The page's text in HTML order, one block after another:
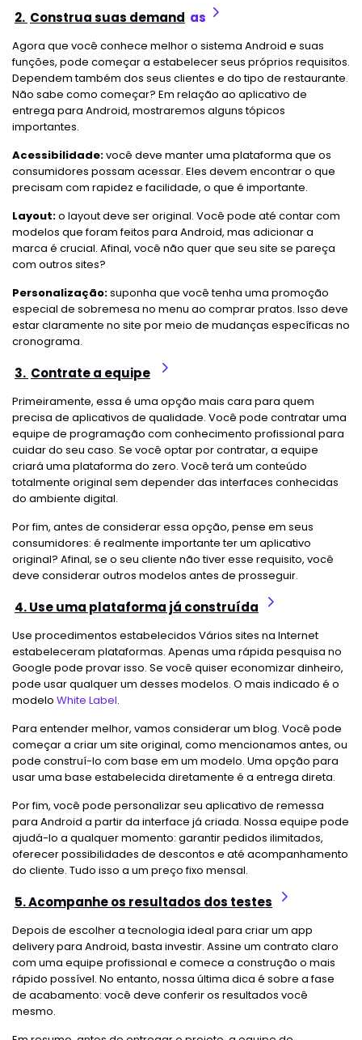
2. Construa suas demand as
Agora que você conhece melhor o sistema Android e suas
funções, pode começar a estabelecer seus próprios requisitos.
Dependem também dos seus clientes e do tipo de restaurante.
Não sabe como começar? Em relação ao aplicativo de
entrega para Android, mostraremos alguns tópicos
importantes.
Acessibilidade:você deve manter uma plataforma que os
consumidores possam acessar. Eles devem encontrar o que
precisam com rapidez e facilidade, o que é importante.
Layout:o layout deve ser original. Você pode até contar com
modelos que foram feitos para Android, mas adicionar a
marca é crucial. Afinal, você não quer que seu site se pareça
com outros sites?
Personalização:suponha que você tenha uma promoção
especial de sobremesa no menu ao comprar pratos. Isso deve
estar claramente no site por meio de mudanças específicas no
cronograma.
3. Contrate a equipe
Primeiramente, essa é uma opção mais cara para quem
precisa de aplicativos de qualidade. Você pode contratar uma
equipe de programação com conhecimento profissional para
cuidar do seu caso. Se você optar por contratar, a equipe
criará uma plataforma do zero. Você terá um conteúdo
totalmente original sem depender das interfaces conhecidas
do ambiente digital.
Por fim, antes de considerar essa opção, pense em seus
consumidores: é realmente importante ter um aplicativo
original? Afinal, se o seu cliente não tiver esse requisito, você
deve considerar outros modelos antes de prosseguir.
4.Use uma plataforma já construída
Use procedimentos estabelecidos Vários sites na Internet
estabeleceram plataformas. Apenas uma rápida pesquisa no
Google pode provar isso. Se você quiser economizar dinheiro,
pode usar qualquer um desses modelos. O mais indicado é o
modelo White Label.
Para entender melhor, vamos considerar um blog. Você pode
começar a criar um site original, como mencionamos antes, ou
pode construí-lo com base em um modelo. Uma opção para
usar uma base estabelecida diretamente é a entrega direta.
Por fim, você pode personalizar seu aplicativo de remessa
para Android a partir da interface já criada. Nossa equipe pode
ajudá-lo a qualquer momento: garantir pedidos ilimitados,
oferecer possibilidades de descontos e até acompanhamento
do cliente. Tudo isso a um preço fixo mensal.
5. Acompanhe os resultados dos testes
Depois de escolher a tecnologia ideal para criar um app
delivery para Android, basta investir. Assine um contrato claro
com uma equipe profissional e comece a construção o mais
rápido possível. No entanto, nossa última dica é sobre a fase
de acabamento: você deve conferir os resultados você
mesmo.